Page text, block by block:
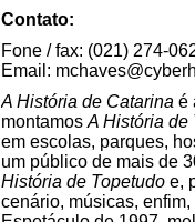
Contato:
Fone / fax: (021) 274-
Email:
A História de Catarina é
montamos A História de
em escolas, parques,
um público de mais de
História de Topetudo e,
cenário, músicas,